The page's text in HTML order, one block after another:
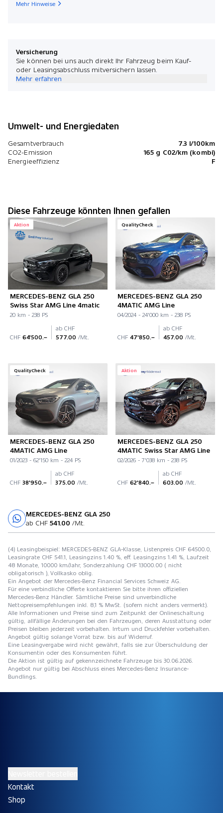
Mehr Hinweise
Versicherung
Sie können bei uns auch direkt Ihr Fahrzeug beim Kauf-
oder Leasingsabschluss mitversichern lassen.
Mehr erfahren
Umwelt- und Energiedaten
Gesamtverbrauch
7.3 l/100km
CO2-Emission
165 g C02/km (kombi)
Energieeffizienz
F
Diese Fahrzeuge könnten Ihnen gefallen
Aktion
MERCEDES-BENZ GLA 250
Swiss Star AMG Line 4matic
20 km - 238 PS
CHF 64'500.–
ab CHF
577.00 /Mt.
QualityCheck
MERCEDES-BENZ GLA 250
4MATIC AMG Line
04/2024 - 24'000 km - 238 PS
CHF 47'850.–
ab CHF
457.00 /Mt.
QualityCheck
MERCEDES-BENZ GLA 250
4MATIC AMG Line
01/2023 - 62'150 km - 224 PS
CHF 38'950.–
ab CHF
375.00 /Mt.
Aktion
MERCEDES-BENZ GLA 250
4MATIC Swiss Star AMG Line
02/2026 - 7'038 km - 238 PS
CHF 62'840.–
ab CHF
603.00 /Mt.
MERCEDES-BENZ GLA 250
ab CHF 541.00 /Mt.
(4) Leasingbeispiel: MERCEDES-BENZ GLA-Klasse, Listenpreis CHF 64500.0,
Leasingrate CHF 541.1, Leasingzins 1.40 %, eff. Leasingzins 1.41 %, Laufzeit
48 Monate, 10000 km/Jahr, Sonderzahlung CHF 13000.00 ( nicht
obligatorisch ), Vollkasko oblig.
Ein Angebot der Mercedes-Benz Financial Services Schweiz AG.
Für eine verbindliche Offerte kontaktieren Sie bitte ihren offiziellen
Mercedes-Benz Händler. Sämtliche Preise sind unverbindliche
Nettopreisempfehlungen inkl. 8,1 % MwSt. (sofern nicht anders vermerkt).
Alle Informationen und Preise sind zum Zeitpunkt der Onlineschaltung
gültig, allfällige Änderungen bei den Fahrzeugen, deren Ausstattung oder
Preisen bleiben jederzeit vorbehalten. Irrtum und Druckfehler vorbehalten.
Angebot gültig solange Vorrat bzw. bis auf Widerruf.
Eine Leasingvergabe wird nicht gewährt, falls sie zur Überschuldung der
Konsumentin oder des Konsumenten führt.
Die Aktion ist gültig auf gekennzeichnete Fahrzeuge bis 30.06.2026.
Angebot nur gültig bei Abschluss eines Mercedes-Benz Insurance-
Bundlings.
Kontakt
Shop